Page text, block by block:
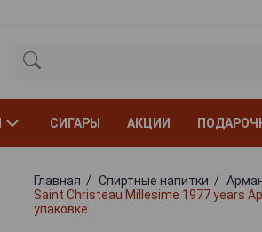
СИГАРЫ АКЦИИ
Главная Спиртные напитки
Saint Christeau Millesime 1977 years
упаковке